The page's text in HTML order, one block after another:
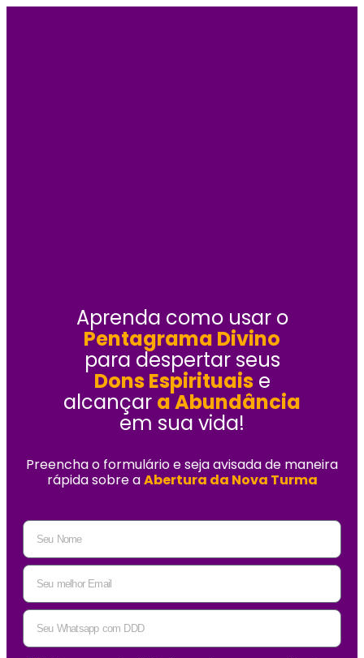
Aprenda como usar o
Pentagrama Divino
para despertar seus
Dons Espirituais e
alcançar a Abundância
em sua vida!
Preencha o formulário e seja avisada de maneira
rápida sobre aAbertura da Nova Turma